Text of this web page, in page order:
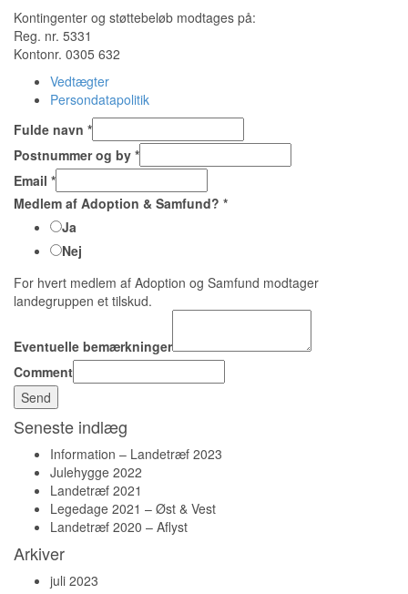
Kontingenter og støttebeløb modtages på:
Reg. nr. 5331
Kontonr. 0305 632
Vedtægter
Persondatapolitik
Fulde navn *
Postnummer og by *
Email *
Medlem af Adoption & Samfund? *
Ja
Nej
For hvert medlem af Adoption og Samfund modtager
landegruppen et tilskud.
Eventuelle bemærkninger
Comment
Send
Seneste indlæg
Information – Landetræf 2023
Julehygge 2022
Landetræf 2021
Legedage 2021 – Øst & Vest
Landetræf 2020 – Aflyst
Arkiver
juli 2023